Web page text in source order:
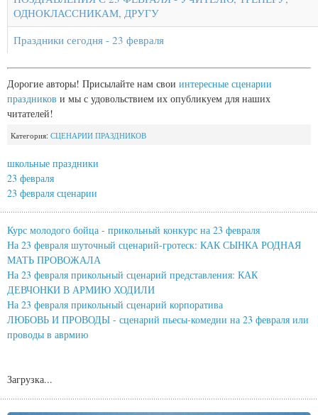
ОДНОКЛАССНИКАМ, ДРУГУ
Праздники сегодня - 23 февраля
Дорогие авторы! Присылайте нам свои интересные сценарии
праздников и мы с удовольствием их опубликуем для наших
читателей!
Категория: СЦЕНАРИИ ПРАЗДНИКОВ
школьные праздники
23 февраля
23 февраля сценарии
Курс молодого бойца - прикольный конкурс на 23 февраля
На 23 февраля шуточный сценарий-гротеск: КАК СЫНКА РОДНАЯ
МАТЬ ПРОВОЖАЛА
На 23 февраля прикольный сценарий представления: КАК
ДЕВЧОНКИ В АРМИЮ ХОДИЛИ
На 23 февраля прикольный сценарий корпоратива
ЛЮБОВЬ И ПРОВОДЫ - сценарий пьесы-комедии на 23 февраля или
проводы в аврмию
Загрузка...